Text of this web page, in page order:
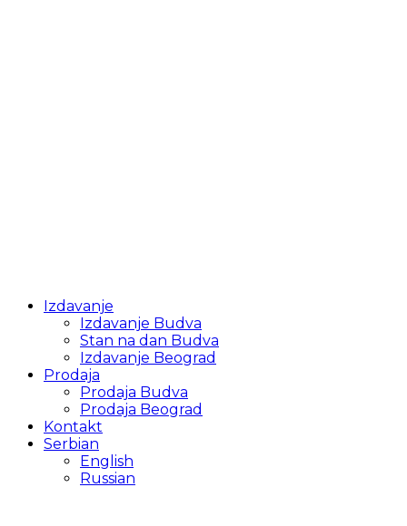
Izdavanje
Izdavanje Budva
Stan na dan Budva
Izdavanje Beograd
Prodaja
Prodaja Budva
Prodaja Beograd
Kontakt
Serbian
English
Russian